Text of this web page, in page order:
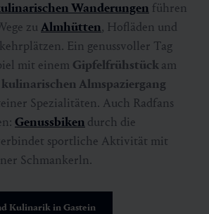
Wanderungen führen
zu Almhütten, Hofläden und
Ein genussvoller Tag
mit einem Gipfelfrühstückam
kulinarischen Almspaziergang
Spezialitäten. Auch Radfans
Genussbiken durch die
sportliche Aktivität mit
Schmankerln.
Kulinarik in Gastein